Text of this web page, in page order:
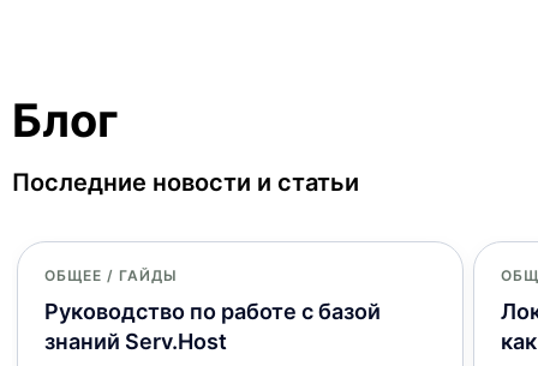
Блог
Последние новости и статьи
ОБЩЕЕ / ГАЙДЫ
Руководство по работе с базой
знаний Serv.Host